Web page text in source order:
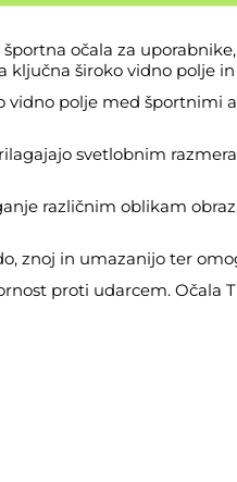
očala za
ključna široko vidno polje
polje med športnimi
svetlobnim
različnim oblikam
znoj in umazanijo ter
proti udarcem. Očala